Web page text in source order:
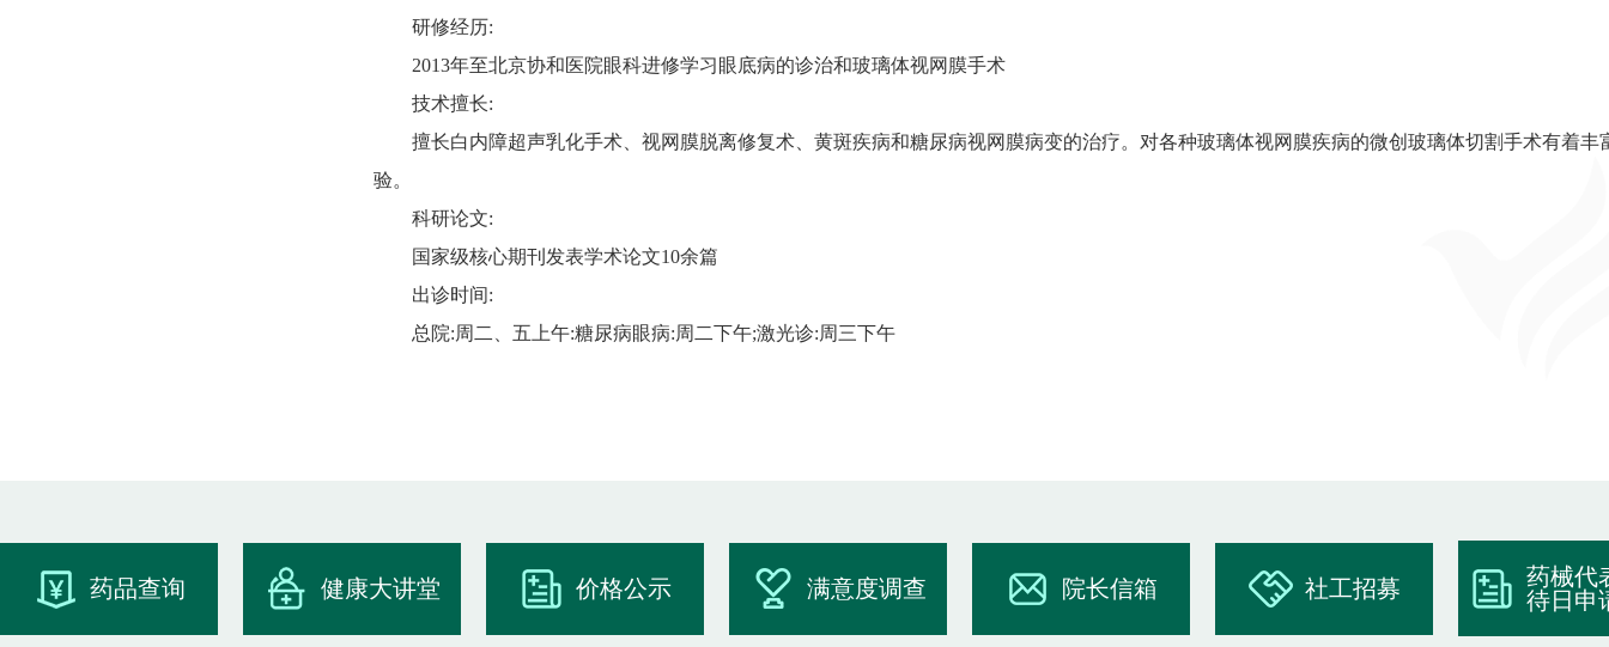
研修经历:
2013年至北京协和医院眼科进修学习眼底病的诊治和玻璃体视网膜手术
技术擅长:
擅长白内障超声乳化手术、视网膜脱离修复术、黄斑疾病和糖尿病视网膜病变的治疗。对各种玻璃体视网膜疾病的微创玻璃体切割手术有着丰
验。
科研论文:
国家级核心期刊发表学术论文10余篇
出诊时间:
总院:周二、五上午:糖尿病眼病:周二下午;激光诊:周三下午
药品查询 健康大讲堂 价格公示 满意度调查 院长信箱 社工招募
药械代
待日申